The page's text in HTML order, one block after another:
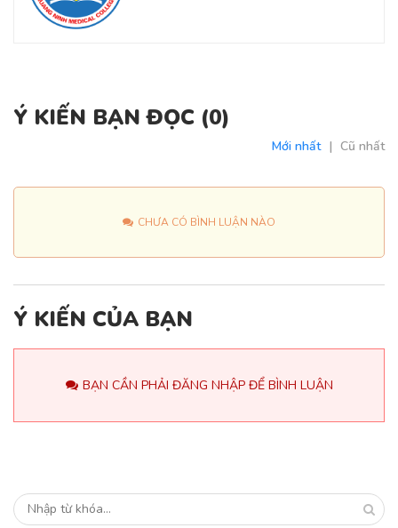
Ý KIẾN BẠN ĐỌC (0)
Mới nhất | Cũ nhất
CHƯA CÓ BÌNH LUẬN NÀO
Ý KIẾN CỦA BẠN
BẠN CẦN PHẢI ĐĂNG NHẬP ĐỂ BÌNH LUẬN